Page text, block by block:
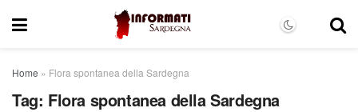
Home » Flora spontanea della Sardegna
Tag: Flora spontanea della Sardegna